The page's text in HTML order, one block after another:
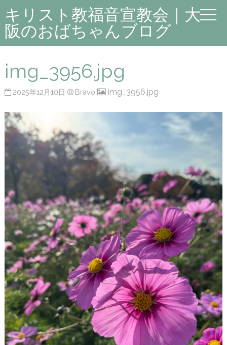
キリスト教福音宣教会｜大
阪のおばちゃんブログ
img_3956.jpg
2025年12月10日 Bravo img_3956.jpg